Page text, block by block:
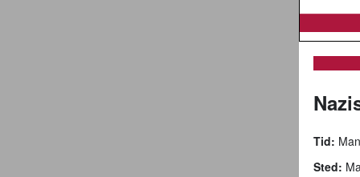
Tid:
Sted: